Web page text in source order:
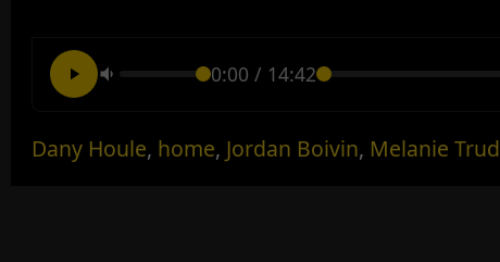
0:00 / 14:42
Dany Houle, home, Jordan Boivin, Melanie